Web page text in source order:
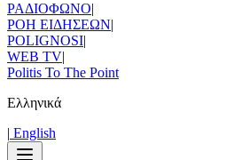
ΡΑΔΙΟΦΩΝΟ|
ΡΟΗ ΕΙΔΗΣΕΩΝ|
POLIGNOSI|
WEB TV|
Politis To The Point
Ελληνικά
| Εnglish